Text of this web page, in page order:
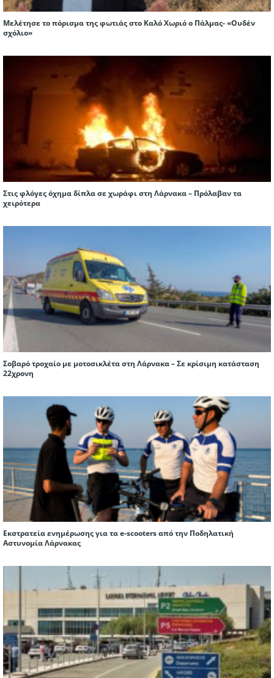
Μελέτησε το πόρισμα της φωτιάς στο Καλό Χωριό ο Πάλμας- «Ουδέν
σχόλιο»
Στις φλόγες όχημα δίπλα σε χωράφι στη Λάρνακα – Πρόλαβαν τα
χειρότερα
Σοβαρό τροχαίο με μοτοσικλέτα στη Λάρνακα – Σε κρίσιμη κατάσταση
22χρονη
Εκστρατεία ενημέρωσης για τα e-scooters από την Ποδηλατική
Αστυνομία Λάρνακας